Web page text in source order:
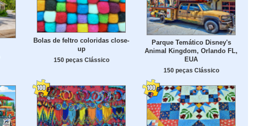
Bolas de feltro coloridas close-
up
150 peças Clássico
Parque Temático Disney's
Animal Kingdom, Orlando FL,
EUA
150 peças Clássico